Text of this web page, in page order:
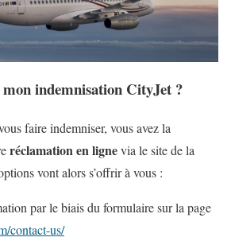
indemnisation CityJet ?
faire indemniser, vous avez la
réclamation en lignevia le site de la
vont alors s’offrir à vous :
par le biais du formulaire sur la page
contact-us/